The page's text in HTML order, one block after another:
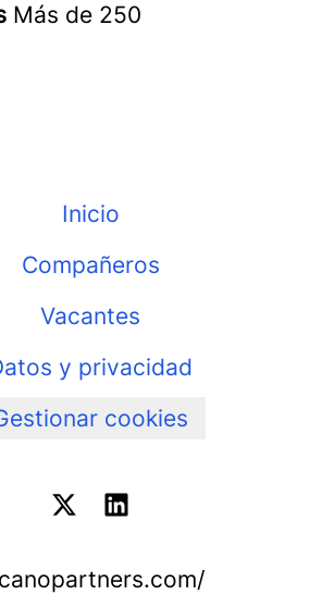
Más de 250
Inicio
Compañeros
Vacantes
y privacidad
cookies